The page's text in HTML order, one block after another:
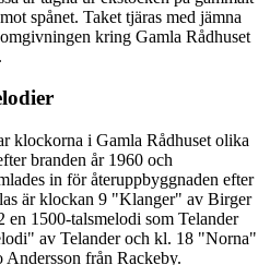
spånet. Taket tjäras med jämna
kring Gamla Rådhuset
klockorna i Gamla Rådhuset olika
branden år 1960 och
in för återuppbyggnaden efter
är klockan 9 "Klanger" av Birger
1500-talsmelodi som Telander
av Telander och kl. 18 "Norna"
från Rackeby.